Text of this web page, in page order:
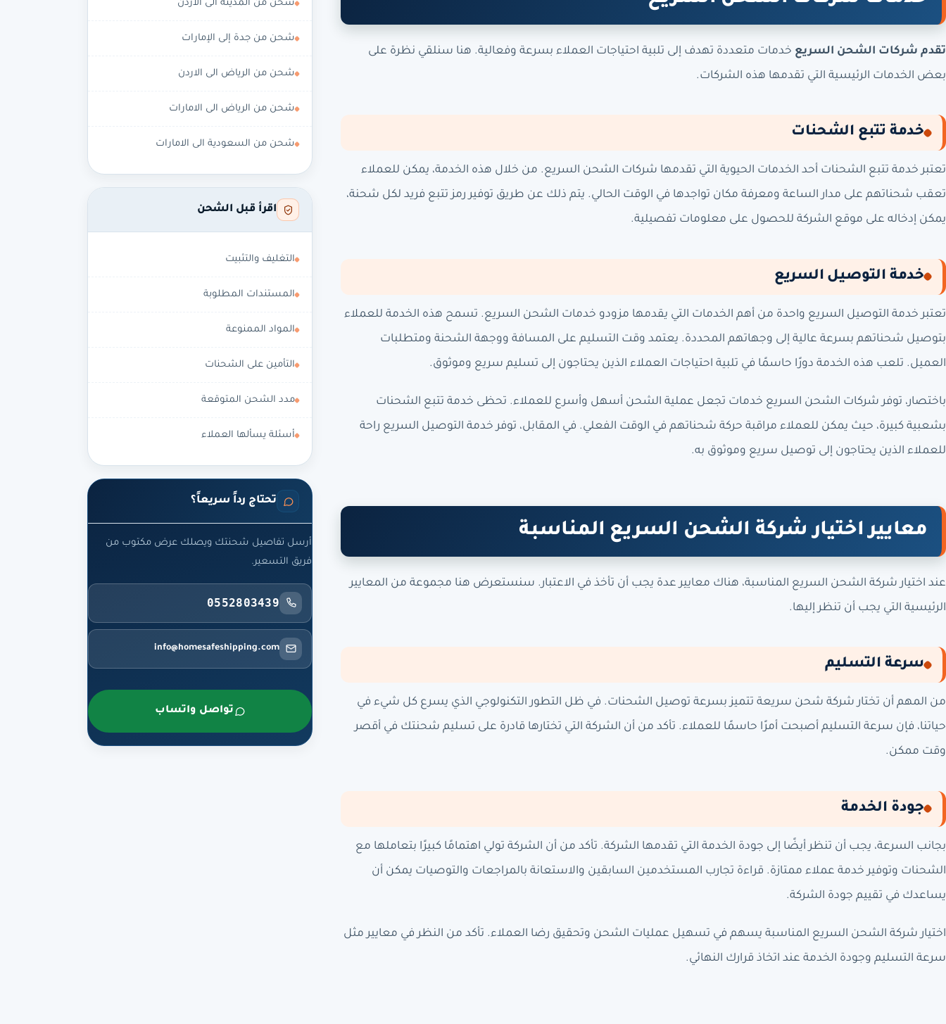
تقدم شركات الشحن السريع خدمات متعددة تهدف إلى تلبية احتياجات العملاء بسرعة وفعالية. هنا سنلقي نظرة على
بعض الخدمات الرئيسية التي تقدمها هذه الشركات.
خدمة تتبع الشحنات
تعتبر خدمة تتبع الشحنات أحد الخدمات الحيوية التي تقدمها شركات الشحن السريع. من خلال هذه الخدمة، يمكن للعملاء
تعقب شحناتهم على مدار الساعة ومعرفة مكان تواجدها في الوقت الحالي. يتم ذلك عن طريق توفير رمز تتبع فريد لكل شحنة،
يمكن إدخاله على موقع الشركة للحصول على معلومات تفصيلية.
خدمة التوصيل السريع
تعتبر خدمة التوصيل السريع واحدة من أهم الخدمات التي يقدمها مزودو خدمات الشحن السريع. تسمح هذه الخدمة للعملاء
بتوصيل شحناتهم بسرعة عالية إلى وجهاتهم المحددة. يعتمد وقت التسليم على المسافة ووجهة الشحنة ومتطلبات
العميل. تلعب هذه الخدمة دورًا حاسمًا في تلبية احتياجات العملاء الذين يحتاجون إلى تسليم سريع وموثوق.
باختصار، توفر شركات الشحن السريع خدمات تجعل عملية الشحن أسهل وأسرع للعملاء. تحظى خدمة تتبع الشحنات
بشعبية كبيرة، حيث يمكن للعملاء مراقبة حركة شحناتهم في الوقت الفعلي. في المقابل، توفر خدمة التوصيل السريع راحة
للعملاء الذين يحتاجون إلى توصيل سريع وموثوق به.
معايير اختيار شركة الشحن السريع المناسبة
عند اختيار شركة الشحن السريع المناسبة، هناك معايير عدة يجب أن تأخذ في الاعتبار. سنستعرض هنا مجموعة من المعايير
الرئيسية التي يجب أن تنظر إليها.
سرعة التسليم
من المهم أن تختار شركة شحن سريعة تتميز بسرعة توصيل الشحنات. في ظل التطور التكنولوجي الذي يسرع كل شيء في
حياتنا، فإن سرعة التسليم أصبحت أمرًا حاسمًا للعملاء. تأكد من أن الشركة التي تختارها قادرة على تسليم شحنتك في أقصر
وقت ممكن.
جودة الخدمة
بجانب السرعة، يجب أن تنظر أيضًا إلى جودة الخدمة التي تقدمها الشركة. تأكد من أن الشركة تولي اهتمامًا كبيرًا بتعاملها مع
الشحنات وتوفير خدمة عملاء ممتازة. قراءة تجارب المستخدمين السابقين والاستعانة بالمراجعات والتوصيات يمكن أن
يساعدك في تقييم جودة الشركة.
اختيار شركة الشحن السريع المناسبة يسهم في تسهيل عمليات الشحن وتحقيق رضا العملاء. تأكد من النظر في معايير مثل
سرعة التسليم وجودة الخدمة عند اتخاذ قرارك النهائي.
شحن من المدينة الى الاردن
شحن من جدة إلى الإمارات
شحن من الرياض الى الاردن
شحن من الرياض الى الامارات
شحن من السعودية الى الامارات
اقرأ قبل الشحن
التغليف والتثبيت
المستندات المطلوبة
المواد الممنوعة
التأمين على الشحنات
مدد الشحن المتوقعة
أسئلة يسألها العملاء
تحتاج رداً سريعاً؟
أرسل تفاصيل شحنتك ويصلك عرض مكتوب من
فريق التسعير.
0552803439
info@homesafeshipping.com
تواصل واتساب